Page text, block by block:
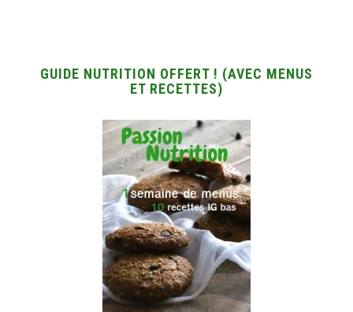
GUIDE NUTRITION OFFERT ! (AVEC MENUS
ET RECETTES)